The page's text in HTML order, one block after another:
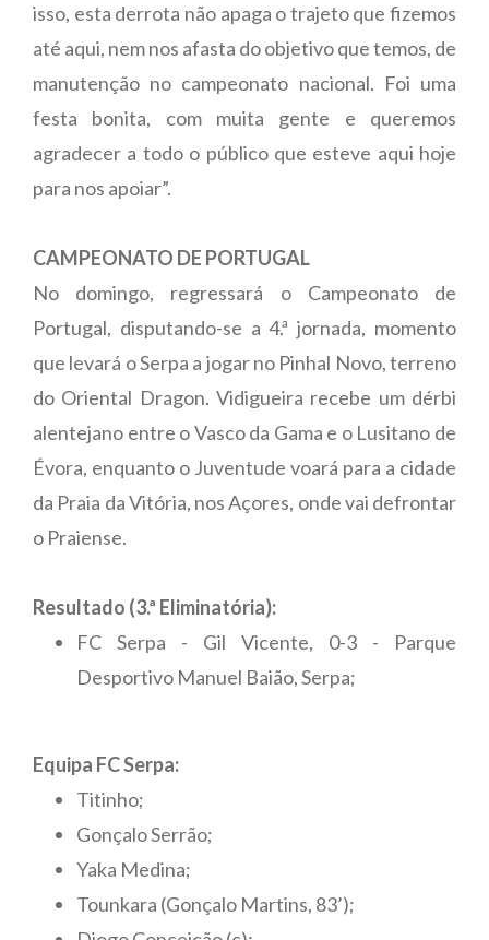
isso, esta derrota não apaga o trajeto que fizemos
até aqui, nem nos afasta do objetivo que temos, de
manutenção no campeonato nacional. Foi uma
festa bonita, com muita gente e queremos
agradecer a todo o público que esteve aqui hoje
para nos apoiar”.
CAMPEONATO DE PORTUGAL
No domingo, regressará o Campeonato de
Portugal, disputando-se a 4.ª jornada, momento
que levará o Serpa a jogar no Pinhal Novo, terreno
do Oriental Dragon. Vidigueira recebe um dérbi
alentejano entre o Vasco da Gama e o Lusitano de
Évora, enquanto o Juventude voará para a cidade
da Praia da Vitória, nos Açores, onde vai defrontar
o Praiense.
Resultado (3.ª Eliminatória):
FC Serpa - Gil Vicente, 0-3 - Parque
Desportivo Manuel Baião, Serpa;
Equipa FC Serpa:
Titinho;
Gonçalo Serrão;
Yaka Medina;
Tounkara (Gonçalo Martins, 83’);